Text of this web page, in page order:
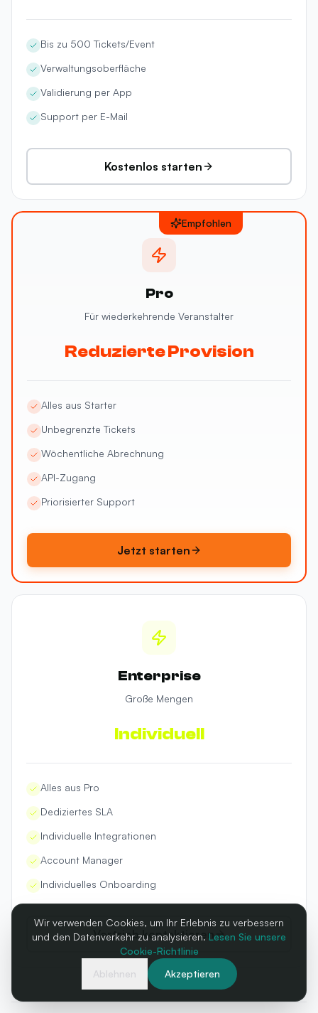
Bis zu 500 Tickets/Event
Verwaltungsoberfläche
Validierung per App
Support per E-Mail
Kostenlos starten
Empfohlen
Pro
Für wiederkehrende Veranstalter
Reduzierte Provision
Alles aus Starter
Unbegrenzte Tickets
Wöchentliche Abrechnung
API-Zugang
Priorisierter Support
Jetzt starten
Enterprise
Große Mengen
Individuell
Alles aus Pro
Dediziertes SLA
Individuelle Integrationen
Account Manager
Individuelles Onboarding
Vertrieb kontaktieren
Wir verwenden Cookies, um Ihr Erlebnis zu verbessern
und den Datenverkehr zu analysieren. Lesen Sie unsere
Cookie-Richtlinie
Ablehnen
Akzeptieren